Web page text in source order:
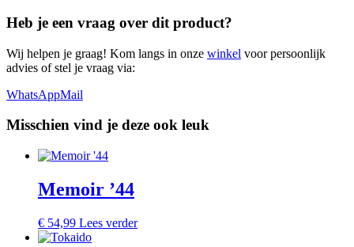
Heb je een vraag over dit product?
Wij helpen je graag! Kom langs in onze winkel voor persoonlijk
advies of stel je vraag via:
WhatsAppMail
Misschien vind je deze ook leuk
Memoir ’44
€ 54,99 Lees verder